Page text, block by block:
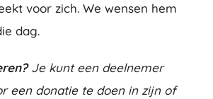
voor zich. We wensen hem
dag.
Je kunt een deelnemer
een donatie te doen in zijn of